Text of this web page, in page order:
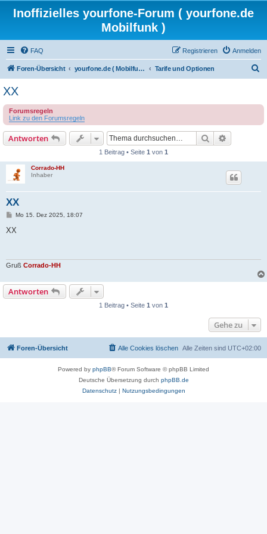
Inoffizielles yourfone-Forum ( yourfone.de
Mobilfunk )
FAQ Anmelden
Registrieren
Foren-Übersicht yourfone.de ( Mobilfunkangebot ) Tarife und Optionen
e
XX
Forumsregeln
Link zu den Forumsregeln
Antworten Suche
1 Beitrag • Seite 1 von 1
Corrado-HH
Inhaber
XX
B
i
Mo 15. Dez 2025, 18:07
XX
Gruß Corrado-HH
Antworten
1 Beitrag • Seite 1 von 1
Gehe zu
Foren-Übersicht Alle Zeiten sind UTC+02:00
Alle Cookies löschen
Powered by phpBB® Forum Software © phpBB Limited
Deutsche Übersetzung durch phpBB.de
Datenschutz| Nutzungsbedingungen